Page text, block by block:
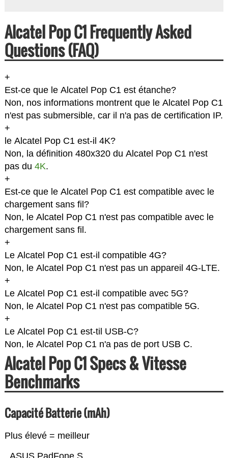
Alcatel Pop C1 Frequently Asked
Questions (FAQ)
+
Est-ce que le Alcatel Pop C1 est étanche?
Non, nos informations montrent que le Alcatel Pop C1
n'est pas submersible, car il n'a pas de certification IP.
+
le Alcatel Pop C1 est-il 4K?
Non, la définition 480x320 du Alcatel Pop C1 n'est
pas du 4K.
+
Est-ce que le Alcatel Pop C1 est compatible avec le
chargement sans fil?
Non, le Alcatel Pop C1 n'est pas compatible avec le
chargement sans fil.
+
Le Alcatel Pop C1 est-il compatible 4G?
Non, le Alcatel Pop C1 n'est pas un appareil 4G-LTE.
+
Le Alcatel Pop C1 est-il compatible avec 5G?
Non, le Alcatel Pop C1 n'est pas compatible 5G.
+
Le Alcatel Pop C1 est-til USB-C?
Non, le Alcatel Pop C1 n'a pas de port USB C.
Alcatel Pop C1 Specs & Vitesse
Benchmarks
Capacité Batterie (mAh)
Plus élevé = meilleur